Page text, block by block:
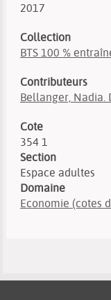
2017
Collection
BTS 100 %
Contributeurs
Bellanger, Nadia.
Cote
354 1
Section
Espace adultes
Domaine
Economie (cotes